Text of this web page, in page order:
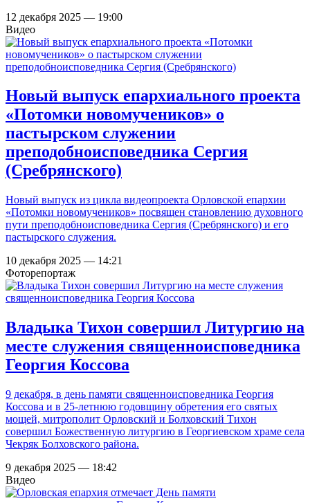
12 декабря 2025 — 19:00
Видео
Новый выпуск епархиального проекта
«Потомки новомучеников» о
пастырском служении
преподобноисповедника Сергия
(Сребрянского)
Новый выпуск из цикла видеопроекта Орловской епархии
«Потомки новомучеников» посвящен становлению духовного
пути преподобноисповедника Сергия (Сребрянского) и его
пастырского служения.
10 декабря 2025 — 14:21
Фоторепортаж
Владыка Тихон совершил Литургию на
месте служения священноисповедника
Георгия Коссова
9 декабря, в день памяти священноисповедника Георгия
Коссова и в 25-летнюю годовщину обретения его святых
мощей, митрополит Орловский и Болховский Тихон
совершил Божественную литургию в Георгиевском храме села
Чекряк Болховского района.
9 декабря 2025 — 18:42
Видео